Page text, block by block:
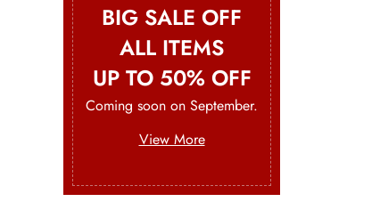
BIG SALE OFF
ALL ITEMS
UP TO 50% OFF
Coming soon on September.
View More